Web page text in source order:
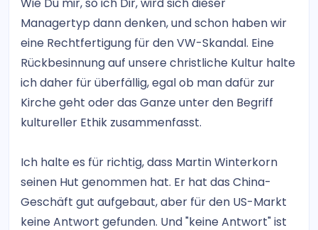
Managertyp dann denken, und schon haben wir
eine Rechtfertigung für den VW-Skandal. Eine
Rückbesinnung auf unsere christliche Kultur halte
ich daher für überfällig, egal ob man dafür zur
Kirche geht oder das Ganze unter den Begriff
kultureller Ethik zusammenfasst.
Ich halte es für richtig, dass Martin Winterkorn
seinen Hut genommen hat. Er hat das China-
Geschäft gut aufgebaut, aber für den US-Markt
keine Antwort gefunden. Und "keine Antwort" ist